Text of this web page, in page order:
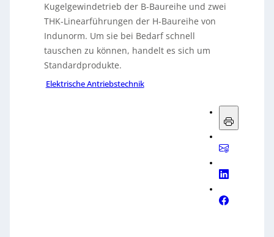
Kugelgewindetrieb der B-Baureihe und zwei
THK-Linearführungen der H-Baureihe von
Indunorm. Um sie bei Bedarf schnell
tauschen zu können, handelt es sich um
Standardprodukte.
Elektrische Antriebstechnik